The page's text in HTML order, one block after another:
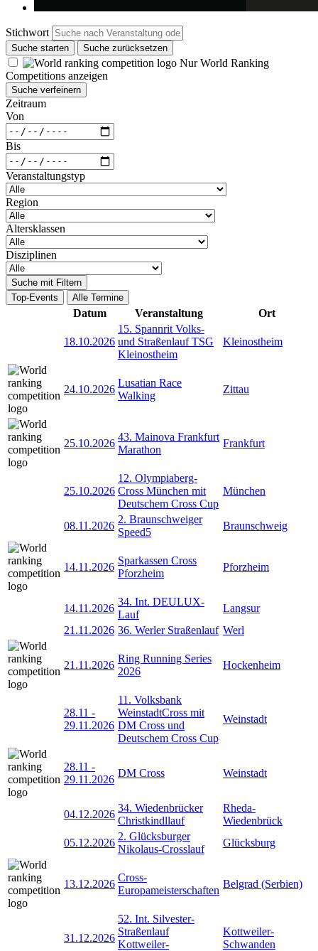
Stichwort
Suche starten Suche zurücksetzen
Nur World Ranking
Competitions anzeigen
Suche verfeinern
Zeitraum
Von
Bis
Veranstaltungstyp
Region
Altersklassen
Disziplinen
Suche mit Filtern
Top-Events
Alle Termine
Datum Veranstaltung Ort
18.10.2026
15. Spannrit Volks-
und Straßenlauf TSG
Kleinostheim
Kleinostheim
24.10.2026
Lusatian Race
Walking
Zittau
25.10.2026
43. Mainova Frankfurt
Marathon
Frankfurt
25.10.2026
12. Olympiaberg-
Cross München mit
Deutschem Cross Cup
München
08.11.2026
2. Braunschweiger
Speed5
Braunschweig
14.11.2026
Sparkassen Cross
Pforzheim
Pforzheim
14.11.2026
34. Int. DEULUX-
Lauf
Langsur
21.11.2026 36. Werler Straßenlauf Werl
21.11.2026
Ring Running Series
2026
Hockenheim
28.11 -
29.11.2026
11. Volksbank
WeinstadtCross mit
DM Cross und
Deutschem Cross Cup
Weinstadt
28.11 -
29.11.2026
DM Cross Weinstadt
04.12.2026
34. Wiedenbrücker
Christkindllauf
Rheda-
Wiedenbrück
05.12.2026
2. Glücksburger
Nikolaus-Crosslauf
Glücksburg
13.12.2026
Cross-
Europameisterschaften
Belgrad (Serbien)
31.12.2026
52. Int. Silvester-
Straßenlauf
Kottweiler-
Kottweiler-
Schwanden